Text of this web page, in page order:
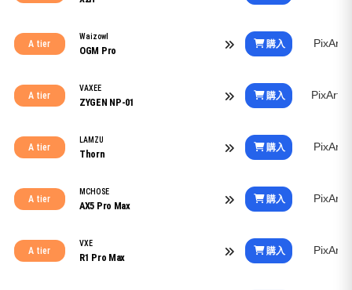
A tier
Waizowl
OGM Pro
購入 PixArt
A tier
VAXEE
ZYGEN NP-01
購入 PixArt
A tier
LAMZU
Thorn
購入 PixArt
A tier
MCHOSE
AX5 Pro Max
購入 PixArt
A tier
VXE
R1 Pro Max
購入 PixArt